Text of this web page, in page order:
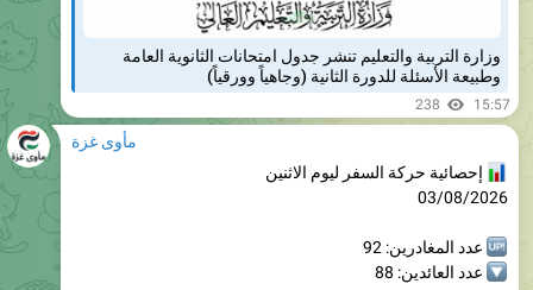
وطبيعة الأسئلة للدورة الثانية (وجاهياً وورقياً)
238 15:57
مأوى غزة
إحصائية حركة السفر ليوم الاثنين
عدد المغادرين: 92
ملحوظة: تم عمليات إخلاء المرضى وعودة المواطنين عبر معبر